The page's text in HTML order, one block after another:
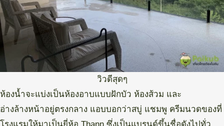
วิวดีสุดๆ
ห้องน้ำจะแบ่งเป็นห้องอาบแบบฝักบัว ห้องส้วม และ
อ่างล้างหน้าอยู่ตรงกลาง แอบบอกว่าสบู่ แชมพู ครีมนวดของที่